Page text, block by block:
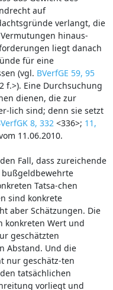
auf
verlangt, die
hinaus-
liegt danach
für eine
(vgl. BVerfGE 59, 95
f.>). Eine Durchsuchung
dienen, die zur
lich sind; denn sie setzt
8, 332 <336>; 11,
11.06.2010.
Fall, dass zureichende
Tatsa-chen
sind konkrete
aber Schätzungen. Die
konkreten Wert und
geschätzten
Abstand. Und die
nur geschätz-ten
tatsächlichen
vorliegt und